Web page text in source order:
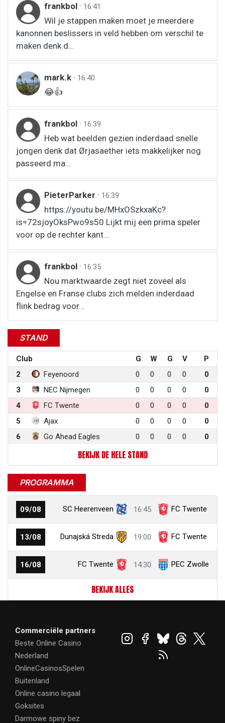
frankbol · 16:41
Wil je stappen maken moet je meerdere
kanonnen beslissers in veld hebben om verschil te
maken denk d...
mark.k · 16:40
😂👍
frankbol · 16:39
Heb wat beelden gezien inderdaad snelle
jongen denk dat Ørjasaether iets makkelijker nog
passeerd ma...
PieterParker · 16:39
https://youtu.be/MHxOSzkxaKc?
is=72sjoyOksPwo9s50 Lijkt mij een prima speler
voor op de rechter kant...
frankbol · 16:35
Nou marktwaarde zegt niet zoveel als
Engelse en Franse clubs zich melden inderdaad
flink bedrag voor...
STAND
Club G W G V
P
2
Feyenoord 0 0 0 0
0
3
NEC Nijmegen 0 0 0 0
0
4
FC Twente 0 0 0 0
0
5
Ajax 0 0 0 0
0
6
Go Ahead Eagles 0 0 0 0 0
BEKIJK DE HELE STAND
PROGRAMMA
09/08 SC Heerenveen 16:45 FC Twente
13/08 Dunajská Streda 19:00 FC Twente
16/08 FC Twente 14:30 PEC Zwolle
BEKIJK ALLES
Commerciële partners
Beste Online Casino
Nederland
OnlineCasinosSpelen
Buitenland
Online casino legaal
Goksites
Darmowe spiny bez